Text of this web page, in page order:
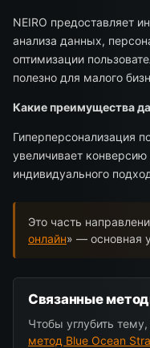
NEIRO предоставляет
анализа данных,
оптимизации
полезно для малого
Какие преимущества
Гиперперсонализация
увеличивает конверсию
индивидуального
Это часть
онлайн» — основная
Связанные
Чтобы углубить
метод Blue Ocean